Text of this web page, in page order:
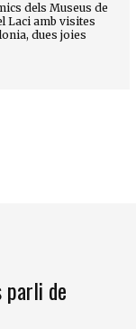
dels Museus de
Laci amb visites
dues joies
parli de